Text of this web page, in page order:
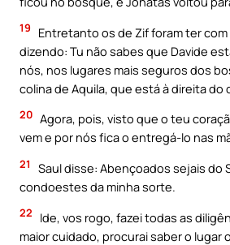
19
Entretanto os de Zif foram ter com
dizendo: Tu não sabes que Davide
nós, nos lugares mais seguros dos
colina de Aquila, que está à direita do
20 Agora, pois, visto que o teu
vem e por nós fica o entregá-lo nas
21
Saul disse: Abençoados sejais do
condoestes da minha sorte.
22
Ide, vos rogo, fazei todas as
maior cuidado, procurai saber o lugar